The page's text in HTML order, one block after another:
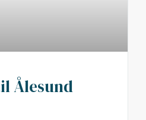
Ålesund